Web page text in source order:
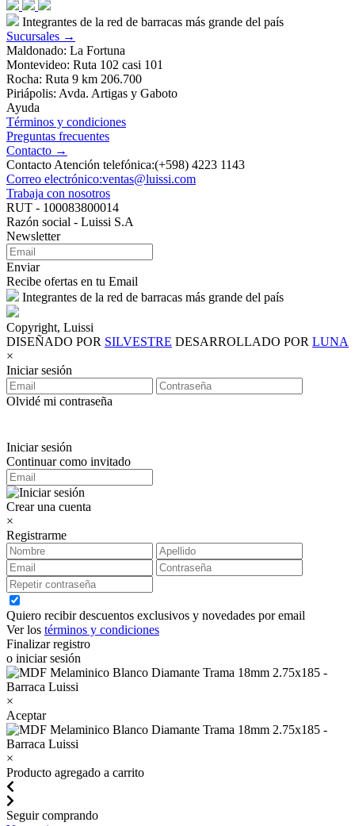
Integrantes de la red de barracas más grande del país
Sucursales →
Maldonado: La Fortuna
Montevideo: Ruta 102 casi 101
Rocha: Ruta 9 km 206.700
Piriápolis: Avda. Artigas y Gaboto
Ayuda
Términos y condiciones
Preguntas frecuentes
Contacto →
Contacto Atención telefónica:(+598) 4223 1143
Correo electrónico:ventas@luissi.com
Trabaja con nosotros
RUT - 100083800014
Razón social - Luissi S.A
Newsletter
Enviar
Recibe ofertas en tu Email
Integrantes de la red de barracas más grande del país
Copyright, Luissi
DISEÑADO POR SILVESTRE DESARROLLADO POR LUNA
×
Iniciar sesión
Olvidé mi contraseña
Iniciar sesión
Continuar como invitado
Crear una cuenta
×
Registrarme
Quiero recibir descuentos exclusivos y novedades por email
Ver los términos y condiciones
Finalizar registro
o iniciar sesión
×
Aceptar
×
Producto agregado a carrito
Seguir comprando